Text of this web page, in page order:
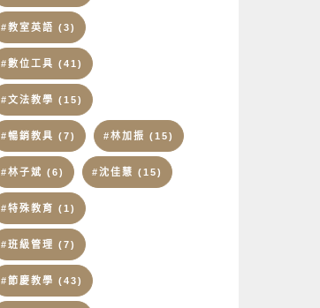
#教室英語 (3)
#數位工具 (41)
#文法教學 (15)
#暢銷教具 (7) #林加振 (15)
#林子斌 (6) #沈佳慧 (15)
#特殊教育 (1)
#班級管理 (7)
#節慶教學 (43)